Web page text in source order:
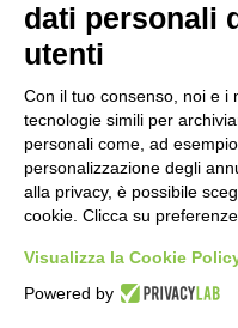
16 Luglio 2026
dati personali
utenti
Con il tuo consenso, noi e i
tecnologie simili per
personali come, ad
personalizzazione degli
alla privacy, è possibile
cookie. Clicca su
Visualizza la Cookie
Powered by